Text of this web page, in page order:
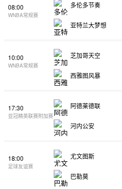
08:00
WNBA常规赛
多伦多节奏
亚特兰大梦想
10:00
WNBA常规赛
芝加哥天空
西雅图风暴
17:30
亚冠精英联赛附加赛
阿德莱德联
河内公安
18:00
足球友谊赛
尤文图斯
巴勒莫